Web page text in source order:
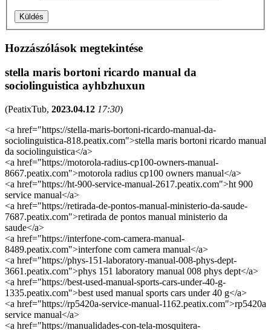
Hozzászólások megtekintése
stella maris bortoni ricardo manual da
sociolinguistica ayhbzhuxun
(PeatixTub, 2023.04.12 17:30)
<a href="https://stella-maris-bortoni-ricardo-manual-da-
sociolinguistica-818.peatix.com">stella maris bortoni ricardo manual
da sociolinguistica</a>
<a href="https://motorola-radius-cp100-owners-manual-
8667.peatix.com">motorola radius cp100 owners manual</a>
<a href="https://ht-900-service-manual-2617.peatix.com">ht 900
service manual</a>
<a href="https://retirada-de-pontos-manual-ministerio-da-saude-
7687.peatix.com">retirada de pontos manual ministerio da
saude</a>
<a href="https://interfone-com-camera-manual-
8489.peatix.com">interfone com camera manual</a>
<a href="https://phys-151-laboratory-manual-008-phys-dept-
3661.peatix.com">phys 151 laboratory manual 008 phys dept</a>
<a href="https://best-used-manual-sports-cars-under-40-g-
1335.peatix.com">best used manual sports cars under 40 g</a>
<a href="https://rp5420a-service-manual-1162.peatix.com">rp5420a
service manual</a>
<a href="https://manualidades-con-tela-mosquitera-